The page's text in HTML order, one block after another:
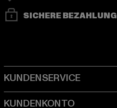
SICHERE BEZAHLUNG